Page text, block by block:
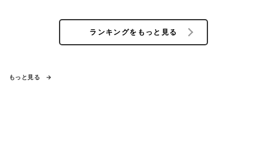
ランキングをもっと見る
もっと見る